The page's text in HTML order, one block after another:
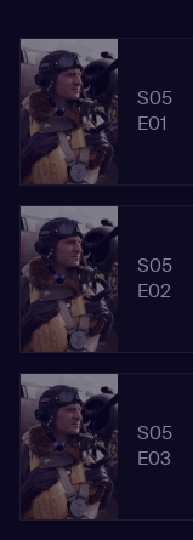
S05
E01
S05
E02
S05
E03